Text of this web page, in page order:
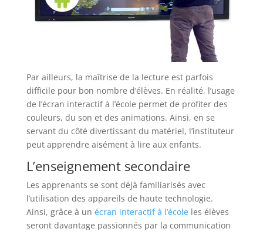
Par ailleurs, la maîtrise de la lecture est parfois
difficile pour bon nombre d’élèves. En réalité, l’usage
de l’écran interactif à l’école permet de profiter des
couleurs, du son et des animations. Ainsi, en se
servant du côté divertissant du matériel, l’instituteur
peut apprendre aisément à lire aux enfants.
L’enseignement secondaire
Les apprenants se sont déjà familiarisés avec
l’utilisation des appareils de haute technologie.
Ainsi, grâce à un écran interactif à l’écoleles élèves
seront davantage passionnés par la communication